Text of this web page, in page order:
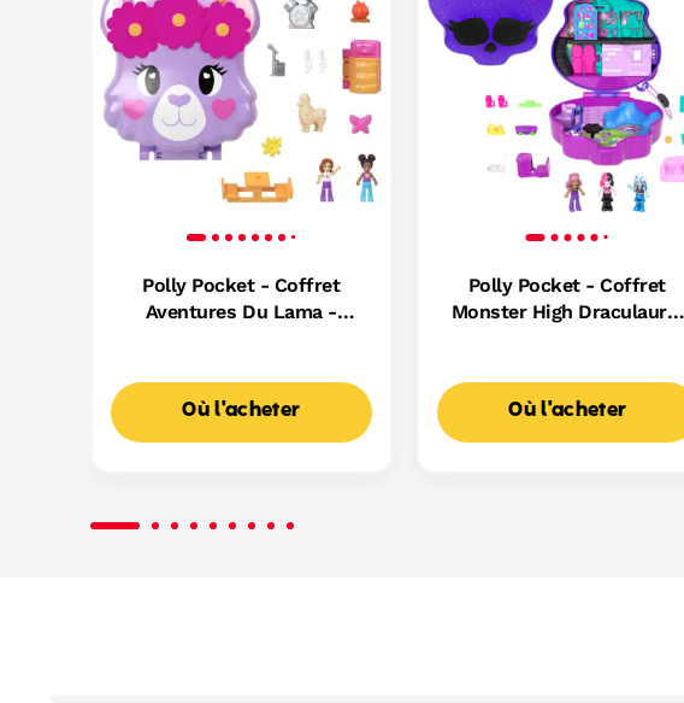
Polly Pocket - Coffret
Aventures Du Lama -
Où l'acheter
Polly Pocket - Coffret
Monster High Draculaura,
Où l'acheter